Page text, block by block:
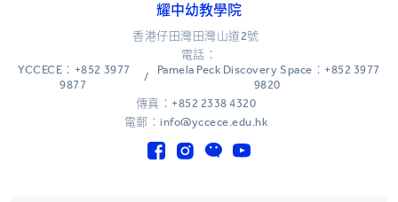
耀中幼教學院
香港仔田灣田灣山道2號
電話：
YCCECE：+852 3977
9877
/
Pamela Peck Discovery Space：+852 3977
9820
傳真：+852 2338 4320
電郵：info@yccece.edu.hk